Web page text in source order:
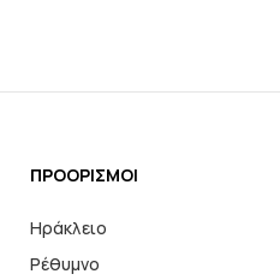
ΠΡΟΟΡΙΣΜΟΙ
Ηράκλειο
Ρέθυμνο